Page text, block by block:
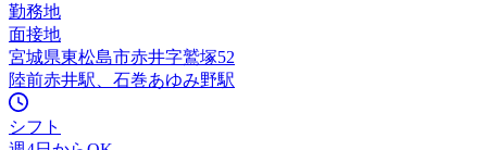
勤務地
面接地
宮城県東松島市赤井字鷲塚52
陸前赤井駅、石巻あゆみ野駅
シフト